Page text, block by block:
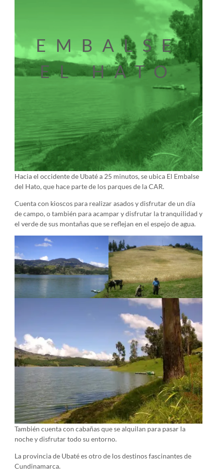
EMBALSE
EL HATO
Hacia el occidente de Ubaté a 25 minutos, se ubica El Embalse
del Hato, que hace parte de los parques de la CAR.
Cuenta con kioscos para realizar asados y disfrutar de un día
de campo, o también para acampar y disfrutar la tranquilidad y
el verde de sus montañas que se reflejan en el espejo de agua.
También cuenta con cabañas que se alquilan para pasar la
noche y disfrutar todo su entorno.
La provincia de Ubaté es otro de los destinos fascinantes de
Cundinamarca.